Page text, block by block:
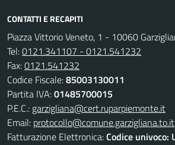
CONTATTI E RECAPITI
Piazza Vittorio Veneto, 1 - 10060
Tel:0121.341107 - 0121.541232
Fax:0121.541232
Codice Fiscale:85003130011
Partita IVA:01485700015
P.E.C.: garzigliana@cert.ruparpiemonte.it
Email: protocollo@comune.garzigliana.to.it
Fatturazione Elettronica:Codice univoco: